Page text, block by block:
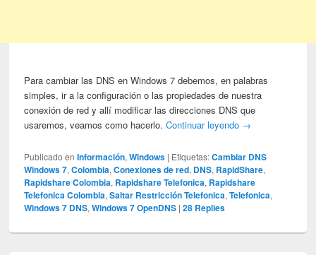
Para cambiar las DNS en Windows 7 debemos, en palabras
simples, ir a la configuración o las propiedades de nuestra
conexión de red y allí modificar las direcciones DNS que
usaremos, veamos como hacerlo.Continuar leyendo →
Publicado en Información,Windows | Etiquetas: Cambiar DNS
Windows 7,Colombia,Conexiones de red, DNS, RapidShare,
Rapidshare Colombia, Rapidshare Telefonica, Rapidshare
Telefonica Colombia,Saltar Restricción Telefonica,Telefonica,
Windows 7 DNS,Windows 7 OpenDNS |28 Replies